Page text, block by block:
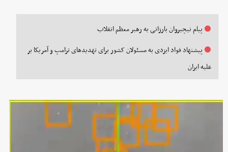
پیام نیچیروان بارزانی به رهبر معظم انقلاب
پیشنهاد فواد ایزدی به مسئولان کشور برای تهدیدهای ترامپ و آمریکا بر
علیه ایران